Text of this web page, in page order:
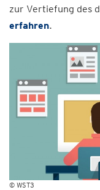
zur Vertiefung des
erfahren.
© WST3